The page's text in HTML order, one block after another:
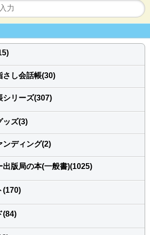
さし会話帳(30)
シリーズ(307)
ッズ(3)
ンディング(2)
出版局の本(一般書)(1025)
(170)
(84)